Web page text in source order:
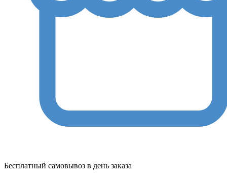
Бесплатный самовывоз в день заказа